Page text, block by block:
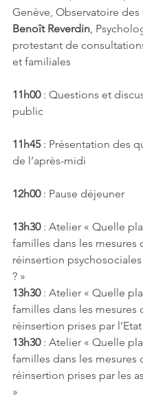
Genève, Observatoire des
Benoît Reverdin,
protestant de
et familiales
11h00 : Questions et
public
11h45 : Présentation des
de l’après-midi
12h00 : Pause déjeuner
13h30 : Atelier « Quelle
familles dans les mesures
réinsertion
? »
13h30 : Atelier « Quelle
familles dans les mesures
réinsertion prises par
13h30 : Atelier « Quelle
familles dans les mesures
réinsertion prises par les
»